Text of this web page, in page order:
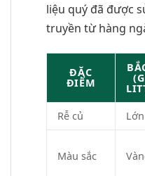
liệu quý đã được
truyền từ hàng
ĐẶC
ĐIỂM
Rễ củ Lớn
Màu sắc